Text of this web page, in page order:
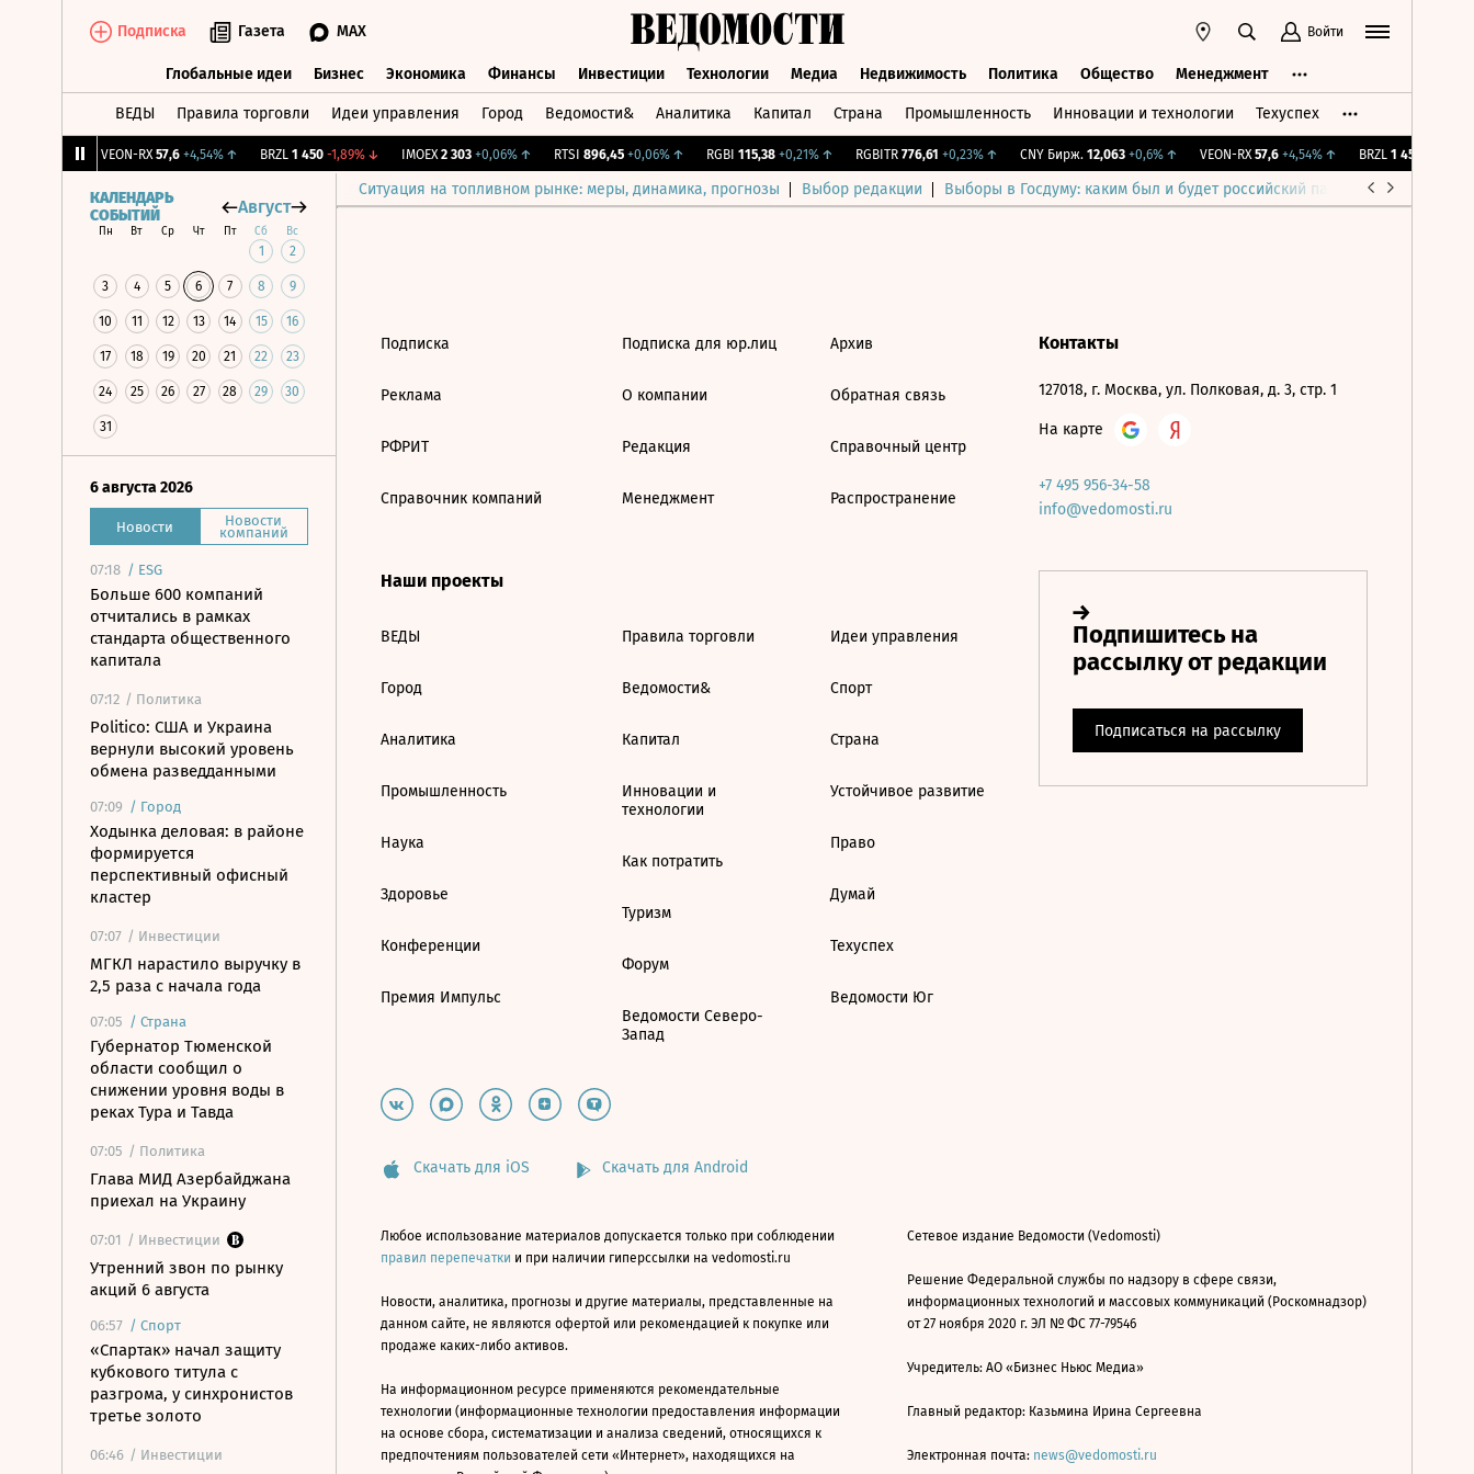
Подписка Газета MAX Войти
Глобальные идеи Бизнес Экономика Финансы Инвестиции Технологии Медиа Недвижимость Политика Общество Менеджмент
ВЕДЫ Правила торговли Идеи управления Город Ведомости& Аналитика Капитал Страна Промышленность Инновации и технологии Техуспех
VEON-RX 57,6 +4,54%↑ BRZL 1 450 -1,89%↓ IMOEX 2 303 +0,06%↑ RTSI 896,45 +0,06%↑ RGBI 115,38 +0,21%↑ RGBITR 776,61 +0,23%↑ CNY Бирж. 12,063 +0,6%↑ VEON-RX 57,6 +4,54%↑ BRZL 1 450
Ситуация на топливном рынке: меры, динамика, прогнозы Выбор редакции Выборы в Госдуму: каким был и будет российский парламент
КАЛЕНДАРЬ
СОБЫТИЙ
Август
Пн Вт Ср Чт Пт Сб Вс
1 2
3 4 5 6 7 8 9
10 11 12 13 14 15 16
17 18 19 20 21 22 23
24 25 26 27 28 29 30
31
6 августа 2026
Новости Новости
компаний
07:18 / ESG
Больше 600 компаний
отчитались в рамках
стандарта общественного
капитала
07:12 / Политика
Politico: США и Украина
вернули высокий уровень
обмена разведданными
07:09 / Город
Ходынка деловая: в районе
формируется
перспективный офисный
кластер
07:07 / Инвестиции
МГКЛ нарастило выручку в
2,5 раза с начала года
07:05 / Страна
Губернатор Тюменской
области сообщил о
снижении уровня воды в
реках Тура и Тавда
07:05 / Политика
Глава МИД Азербайджана
приехал на Украину
07:01 / Инвестиции
Утренний звон по рынку
акций 6 августа
06:57 / Спорт
«Спартак» начал защиту
кубкового титула с
разгрома, у синхронистов
третье золото
06:46 / Инвестиции
Подписка
Реклама
РФРИТ
Справочник компаний
Подписка для юр.лиц
О компании
Редакция
Менеджмент
Архив
Обратная связь
Справочный центр
Распространение
Наши проекты
ВЕДЫ
Город
Аналитика
Промышленность
Наука
Здоровье
Конференции
Премия Импульс
Правила торговли
Ведомости&
Капитал
Инновации и
технологии
Как потратить
Туризм
Форум
Ведомости Северо-
Запад
Идеи управления
Спорт
Страна
Устойчивое развитие
Право
Думай
Техуспех
Ведомости Юг
Контакты
127018, г. Москва, ул. Полковая, д. 3, стр. 1
На карте
+7 495 956-34-58
info@vedomosti.ru
Скачать для iOS Скачать для Android
Любое использование материалов допускается только при соблюдении
правил перепечатки и при наличии гиперссылки на vedomosti.ru
Новости, аналитика, прогнозы и другие материалы, представленные на
данном сайте, не являются офертой или рекомендацией к покупке или
продаже каких-либо активов.
На информационном ресурсе применяются рекомендательные
технологии (информационные технологии предоставления информации
на основе сбора, систематизации и анализа сведений, относящихся к
предпочтениям пользователей сети «Интернет», находящихся на
Сетевое издание Ведомости (Vedomosti)
Решение Федеральной службы по надзору в сфере связи,
информационных технологий и массовых коммуникаций (Роскомнадзор)
от 27 ноября 2020 г. ЭЛ № ФС 77-79546
Учредитель: АО «Бизнес Ньюс Медиа»
Главный редактор: Казьмина Ирина Сергеевна
Электронная почта: news@vedomosti.ru